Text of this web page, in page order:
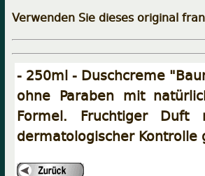
Verwenden Sie dieses original
- 250ml - Duschcreme
ohne Paraben mit
Formel. Fruchtiger Duft
dermatologischer Kontrolle